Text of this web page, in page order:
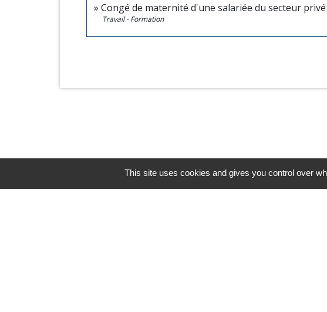
Congé de maternité d'une salariée du secteur privé
Travail - Formation
Horaires/Contacts
This site uses cookies and gives you control over